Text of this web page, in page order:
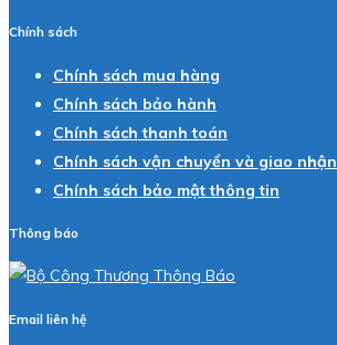
Chính sách
Chính sách mua hàng
Chính sách bảo hành
Chính sách thanh toán
Chính sách vận chuyển và giao nhận
Chính sách bảo mật thông tin
Thông báo
Email liên hệ